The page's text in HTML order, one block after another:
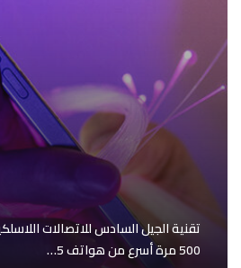
تقنية الجيل السادس للاتصالات
500 مرة أسرع من هواتف 5…